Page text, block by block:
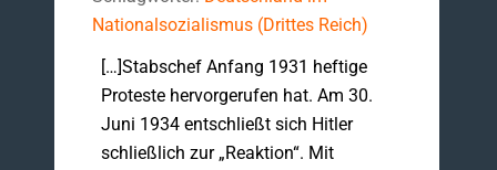
Nationalsozialismus (Drittes Reich)
[…]Stabschef Anfang 1931 heftige
Proteste hervorgerufen hat. Am 30.
Juni 1934 entschließt sich Hitler
schließlich zur „Reaktion“. Mit